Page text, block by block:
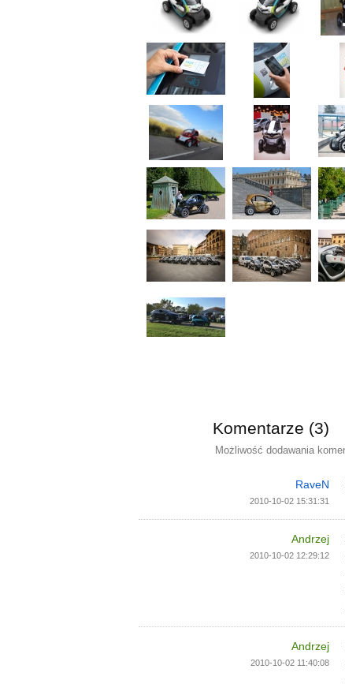
Komentarze (3)
Możliwość dodawania
RaveN
2010-10-02 15:31:31
Andrzej
2010-10-02 12:29:12
Andrzej
2010-10-02 11:40:08